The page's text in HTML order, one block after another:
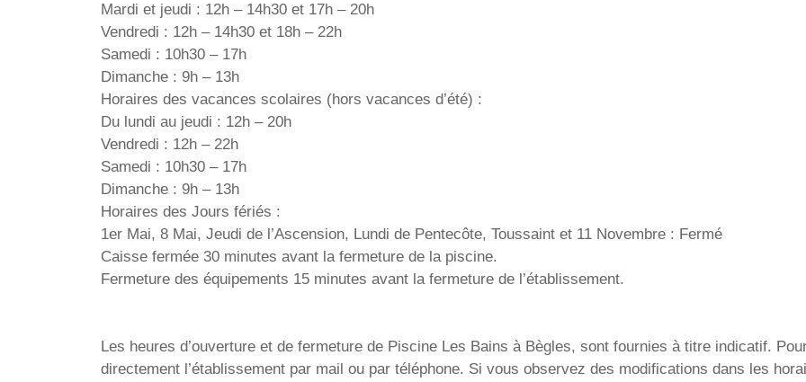
Mardi et jeudi : 12h – 14h30 et 17h – 20h
Vendredi : 12h – 14h30 et 18h – 22h
Samedi : 10h30 – 17h
Dimanche : 9h – 13h
Horaires des vacances scolaires (hors vacances d’été) :
Du lundi au jeudi : 12h – 20h
Vendredi : 12h – 22h
Samedi : 10h30 – 17h
Dimanche : 9h – 13h
Horaires des Jours fériés :
1er Mai, 8 Mai, Jeudi de l’Ascension, Lundi de Pentecôte, Toussaint et 11 Novembre : Fermé
Caisse fermée 30 minutes avant la fermeture de la piscine.
Fermeture des équipements 15 minutes avant la fermeture de l’établissement.
Les heures d’ouverture et de fermeture de Piscine Les Bains à Bègles, sont fournies à titre indicatif.
directement l’établissement par mail ou par téléphone. Si vous observez des modifications dans les